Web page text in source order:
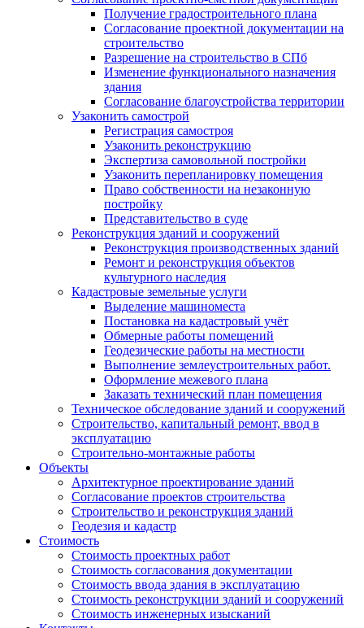
Получение градостроительного плана
Согласование проектной документации на
строительство
Разрешение на строительство в СПб
Изменение функционального назначения
здания
Согласование благоустройства территории
Узаконить самострой
Регистрация самостроя
Узаконить реконструкцию
Экспертиза самовольной постройки
Узаконить перепланировку помещения
Право собственности на незаконную
постройку
Представительство в суде
Реконструкция зданий и сооружений
Реконструкция производственных зданий
Ремонт и реконструкция объектов
культурного наследия
Кадастровые земельные услуги
Выделение машиноместа
Постановка на кадастровый учёт
Обмерные работы помещений
Геодезические работы на местности
Выполнение землеустроительных работ.
Оформление межевого плана
Заказать технический план помещения
Техническое обследование зданий и сооружений
Строительство, капитальный ремонт, ввод в
эксплуатацию
Строительно-монтажные работы
Объекты
Архитектурное проектирование зданий
Согласование проектов строительства
Строительство и реконструкция зданий
Геодезия и кадастр
Стоимость
Стоимость проектных работ
Стоимость согласования документации
Стоимость ввода здания в эксплуатацию
Стоимость реконструкции зданий и сооружений
Стоимость инженерных изысканий